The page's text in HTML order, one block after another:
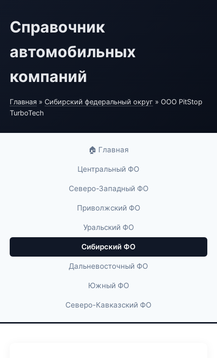
Справочник
автомобильных
компаний
Главная » Сибирский федеральный округ » ООО PitStop
TurboTech
🏠 Главная
Центральный ФО
Северо-Западный ФО
Приволжский ФО
Уральский ФО
Сибирский ФО
Дальневосточный ФО
Южный ФО
Северо-Кавказский ФО